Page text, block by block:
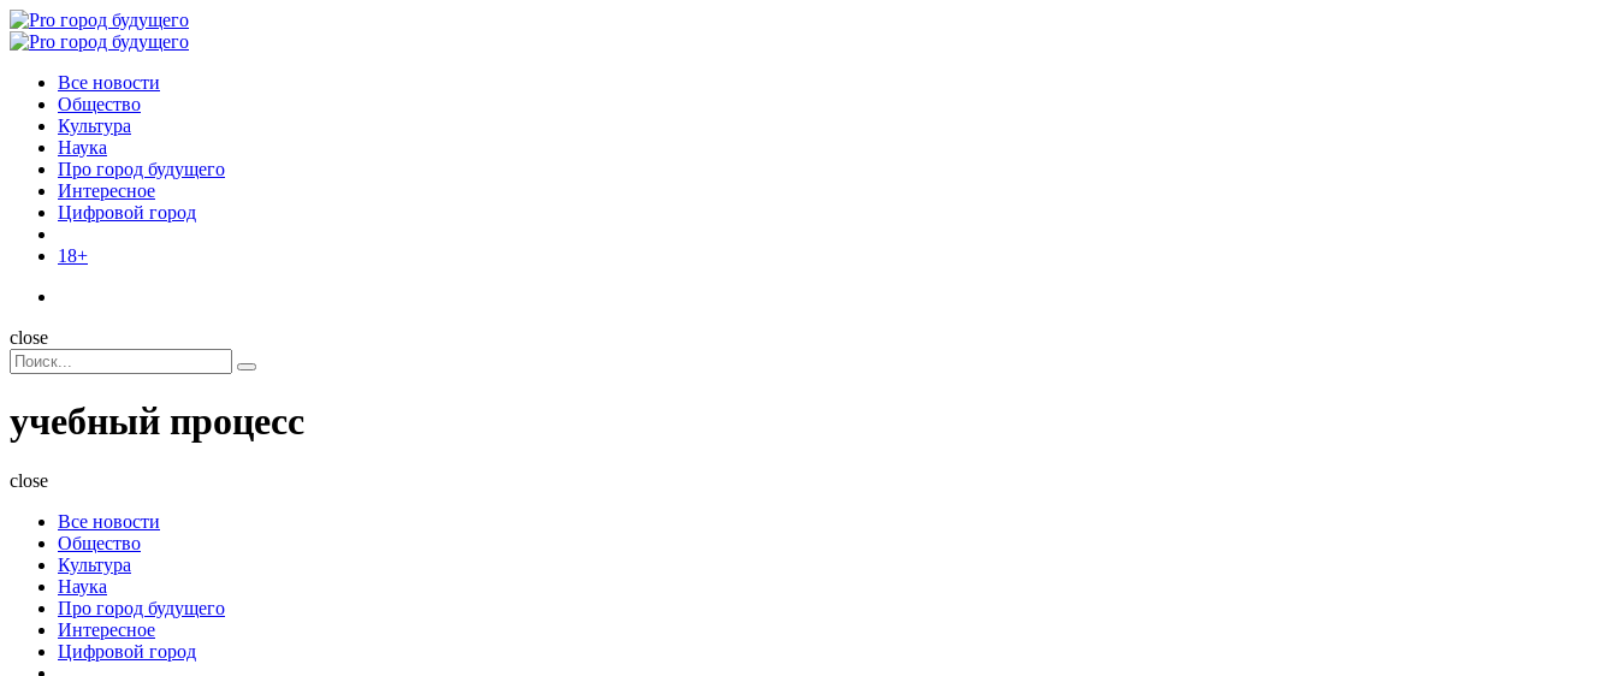
Menu
Поиск
Menu
Pro
Все новости
Общество
Культура
Наука
Про город будущего
Интересное
Цифровой город
18+
Поиск
close
Search
for:
Поиск
учебный процесс
close
Все новости
Общество
Культура
Наука
Про город будущего
Интересное
Цифровой город